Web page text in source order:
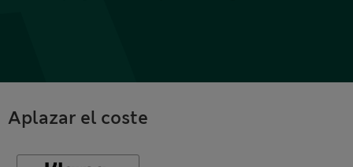
Aplazar el coste